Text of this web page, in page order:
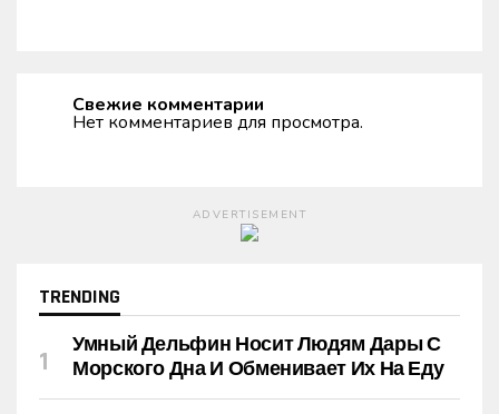
Свежие комментарии
Нет комментариев для просмотра.
ADVERTISEMENT
TRENDING
Умный Дельфин Носит Людям Дары С
Морского Дна И Обменивает Их На Еду